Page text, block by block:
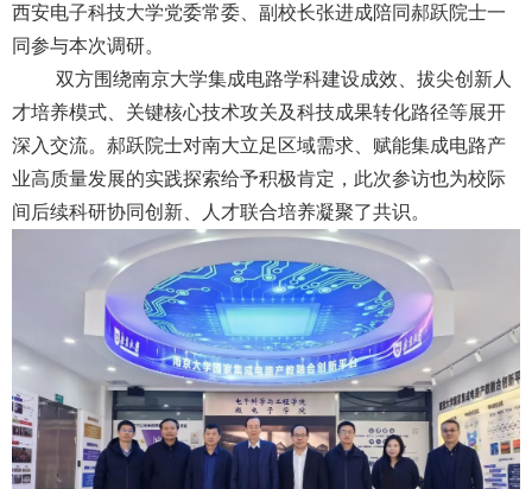
西安电子科技大学党委常委、副校长张进成陪同郝跃院士一
同参与本次调研。
双方围绕南京大学集成电路学科建设成效、拔尖创新人
才培养模式、关键核心技术攻关及科技成果转化路径等展开
深入交流。郝跃院士对南大立足区域需求、赋能集成电路产
业高质量发展的实践探索给予积极肯定，此次参访也为校际
间后续科研协同创新、人才联合培养凝聚了共识。